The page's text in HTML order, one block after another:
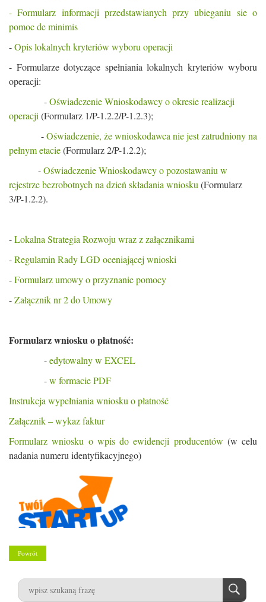
- Formularz informacji przedstawianych przy ubieganiu sie o
pomoc de minimis
-Opis lokalnych kryteriów wyboru operacji
- Formularze dotyczące spełniania lokalnych kryteriów wyboru
operacji:
-Oświadczenie Wnioskodawcy o okresie realizacji
operacji (Formularz 1/P-1.2.2/P-1.2.3);
-Oświadczenie, że wnioskodawca nie jest zatrudniony na
pełnym etacie(Formularz 2/P-1.2.2);
-Oświadczenie Wnioskodawcy o pozostawaniu w
rejestrze bezrobotnych na dzień składania wniosku (Formularz
3/P-1.2.2).
-Lokalna Strategia Rozwoju wraz z załącznikami
-Regulamin Rady LGD oceniającej wnioski
-Formularz umowy o przyznanie pomocy
-Załącznik nr 2 do Umowy
Formularz wniosku o płatność:
-edytowalny w EXCEL
-w formacie PDF
Instrukcja wypełniania wniosku o płatność
Załącznik – wykaz faktur
Formularz wniosku o wpis do ewidencji producentów (w celu
nadania numeru identyfikacyjnego)
Powrót